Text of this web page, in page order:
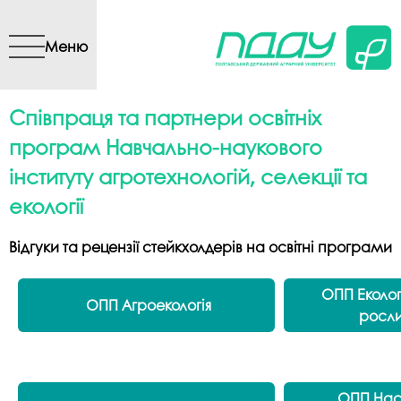
вмісту
Меню
Співпраця та партнери освітніх
програм Навчально-наукового
інституту агротехнологій, селекції та
екології
Відгуки та рецензії стейкхолдерів на освітні програми
ОПП Агроекологія
ОПП